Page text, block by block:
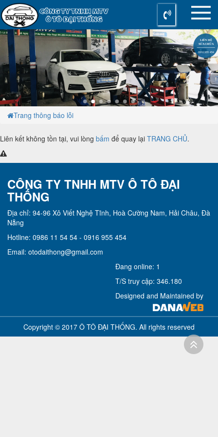
LIÊN HỆ
SỬA CHỮA
0916 955 454
Trang thông báo lỗi
Liên kết không tồn tại, vui lòng bấm để quay lại TRANG CHỦ.
CÔNG TY TNHH MTV Ô TÔ ĐẠI
THỐNG
Địa chỉ: 94-96 Xô Viết Nghệ Tĩnh, Hoà Cường Nam, Hải Châu, Đà
Nẵng
Hotline: 0986 11 54 54 - 0916 955 454
Email: otodaithong@gmail.com
Đang online: 1
T/S truy cập: 346.180
Designed and Maintained by
Copyright © 2017 Ô TÔ ĐẠI THỐNG. All rights reserved